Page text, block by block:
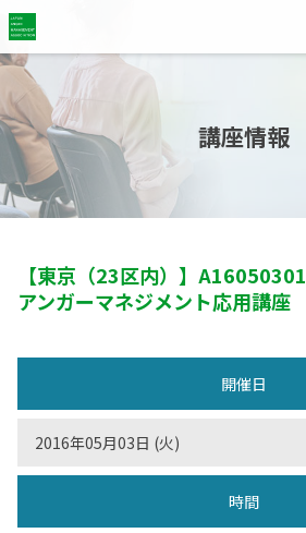
講座情報
【東京（23区内）】 A16050301
アンガーマネジメント応用講座
開催日
2016年05月03日 (火)
時間